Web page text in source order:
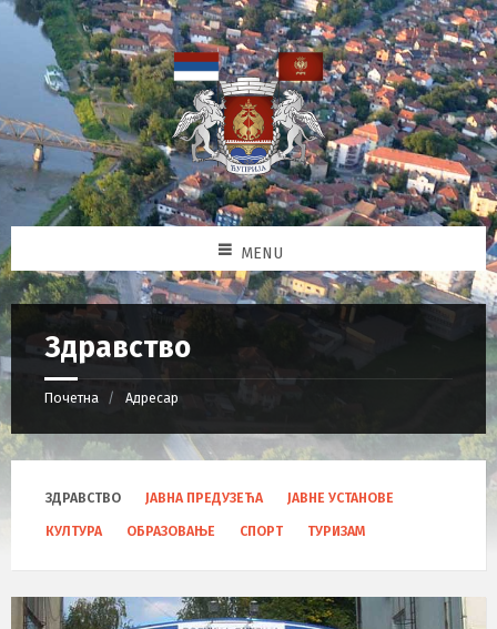
MENU
Здравство
Почетна Адресар
C
a
t
o
e
ЗДРАВСТВО ЈАВНА ПРЕДУЗЕЋА ЈАВНЕ УСТАНОВЕ
КУЛТУРА ОБРАЗОВАЊЕ СПОРТ ТУРИЗАМ